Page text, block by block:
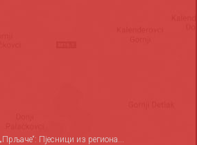
Пјесници из региона...